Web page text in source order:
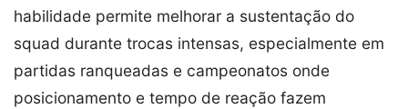
habilidade permite melhorar a sustentação do
squad durante trocas intensas, especialmente em
partidas ranqueadas e campeonatos onde
posicionamento e tempo de reação fazem